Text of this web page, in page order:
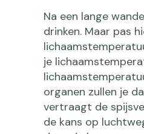
Na een lange
drinken. Maar pas
je
organen zullen je
vertraagt de
de kans op